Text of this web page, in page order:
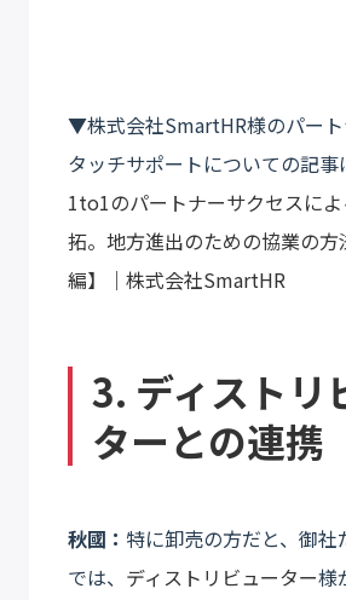
▼株式会社SmartHR様のパー
タッチサポートについての記事
1to1のパートナーサクセスに
拓。地方進出のための協業の
編】｜株式会社SmartHR
3. ディストリ
ターとの連携
秋國： 特に卸売の方だと、御
では、 ディストリビューター様